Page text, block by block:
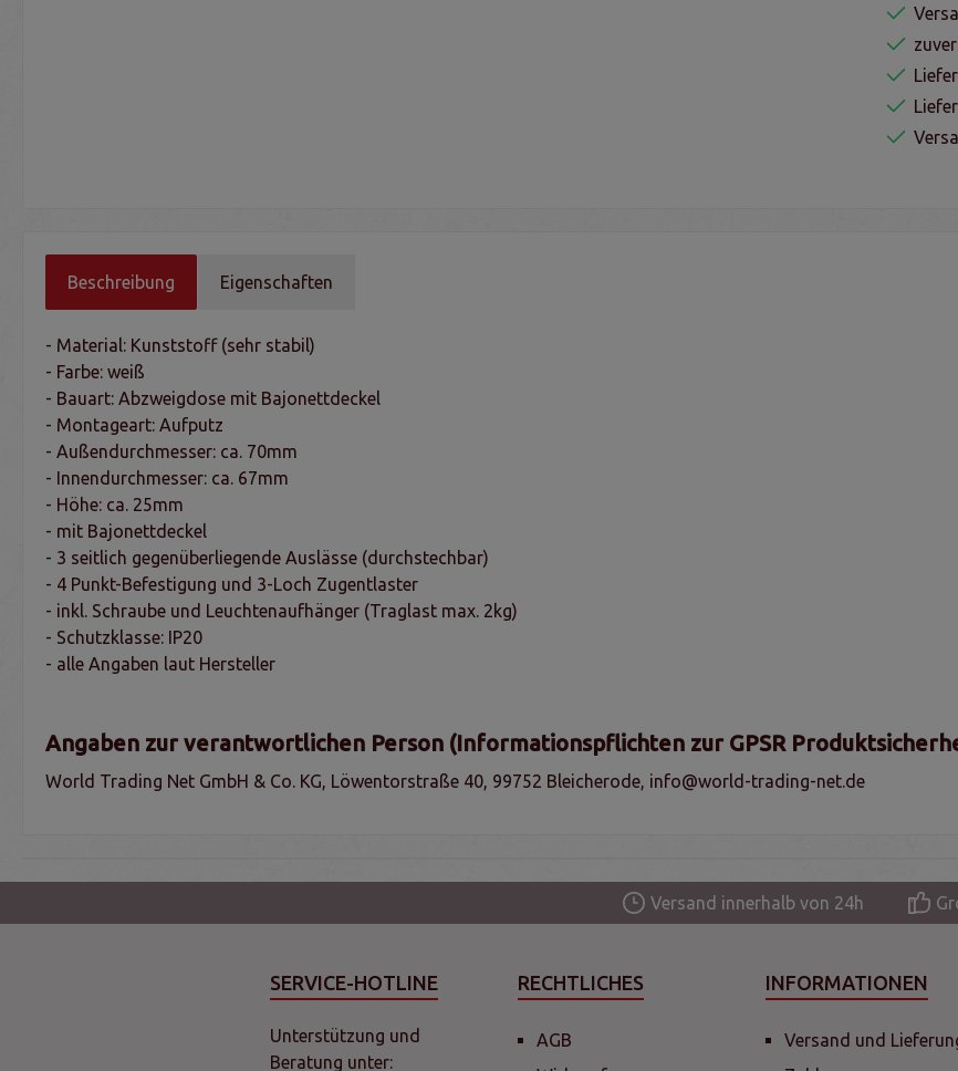
Beschreibung Eigenschaften
- Material: Kunststoff (sehr stabil)
- Farbe: weiß
- Bauart: Abzweigdose mit Bajonettdeckel
- Montageart: Aufputz
- Außendurchmesser: ca. 70mm
- Innendurchmesser: ca. 67mm
- Höhe: ca. 25mm
- mit Bajonettdeckel
- 3 seitlich gegenüberliegende Auslässe (durchstechbar)
- 4 Punkt-Befestigung und 3-Loch Zugentlaster
- inkl. Schraube und Leuchtenaufhänger (Traglast max. 2kg)
- Schutzklasse: IP20
- alle Angaben laut Hersteller
Angaben zur verantwortlichen Person (Informationspflichten zur GPSR
World Trading Net GmbH & Co. KG, Löwentorstraße 40, 99752 Bleicherode, info@world-trading-net.de
Versand innerhalb von 24h
SERVICE-HOTLINE
Unterstützung und
Beratung unter:
RECHTLICHES
AGB
INFORMATIONEN
Versand und